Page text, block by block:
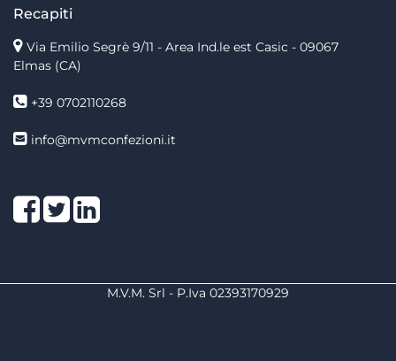
Recapiti
Via Emilio Segrè 9/11 - Area Ind.le est Casic - 09067
Elmas (CA)
+39 0702110268
info@mvmconfezioni.it
Facebook
TwitterLinkedIn
M.V.M. Srl - P.Iva 02393170929